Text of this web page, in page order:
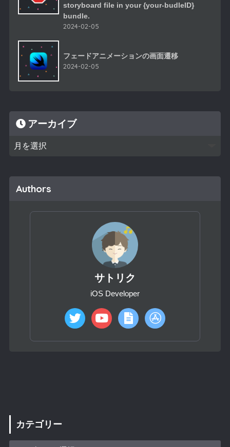
storyboard file in your {your-budleID}
bundle.
2024-02-05
フェードアニメーションの画面遷移
2024-02-05
アーカイブ
Authors
サトリク
iOS Developer
カテゴリー